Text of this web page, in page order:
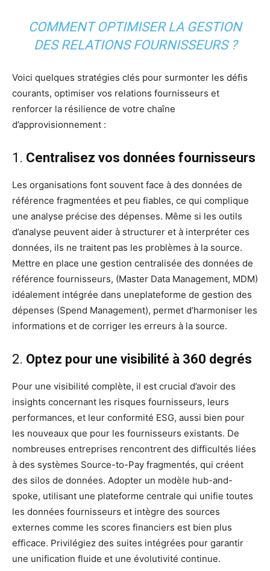
COMMENT OPTIMISER LA GESTION
DES RELATIONS FOURNISSEURS ?
Voici quelques stratégies clés pour surmonter les défis
courants, optimiser vos relations fournisseurs et
renforcer la résilience de votre chaîne
d’approvisionnement :
1. Centralisez vos données fournisseurs
Les organisations font souvent face à des données de
référence fragmentées et peu fiables, ce qui complique
une analyse précise des dépenses. Même si les outils
d’analyse peuvent aider à structurer et à interpréter ces
données, ils ne traitent pas les problèmes à la source.
Mettre en place une gestion centralisée des données de
référence fournisseurs, (Master Data Management, MDM)
idéalement intégrée dans uneplateforme de gestion des
dépenses (Spend Management), permet d’harmoniser les
informations et de corriger les erreurs à la source.
2. Optez pour une visibilité à 360 degrés
Pour une visibilité complète, il est crucial d’avoir des
insights concernant les risques fournisseurs, leurs
performances, et leur conformité ESG, aussi bien pour
les nouveaux que pour les fournisseurs existants. De
nombreuses entreprises rencontrent des difficultés liées
à des systèmes Source-to-Pay fragmentés, qui créent
des silos de données. Adopter un modèle hub-and-
spoke, utilisant une plateforme centrale qui unifie toutes
les données fournisseurs et intègre des sources
externes comme les scores financiers est bien plus
efficace. Privilégiez des suites intégrées pour garantir
une unification fluide et une évolutivité continue.